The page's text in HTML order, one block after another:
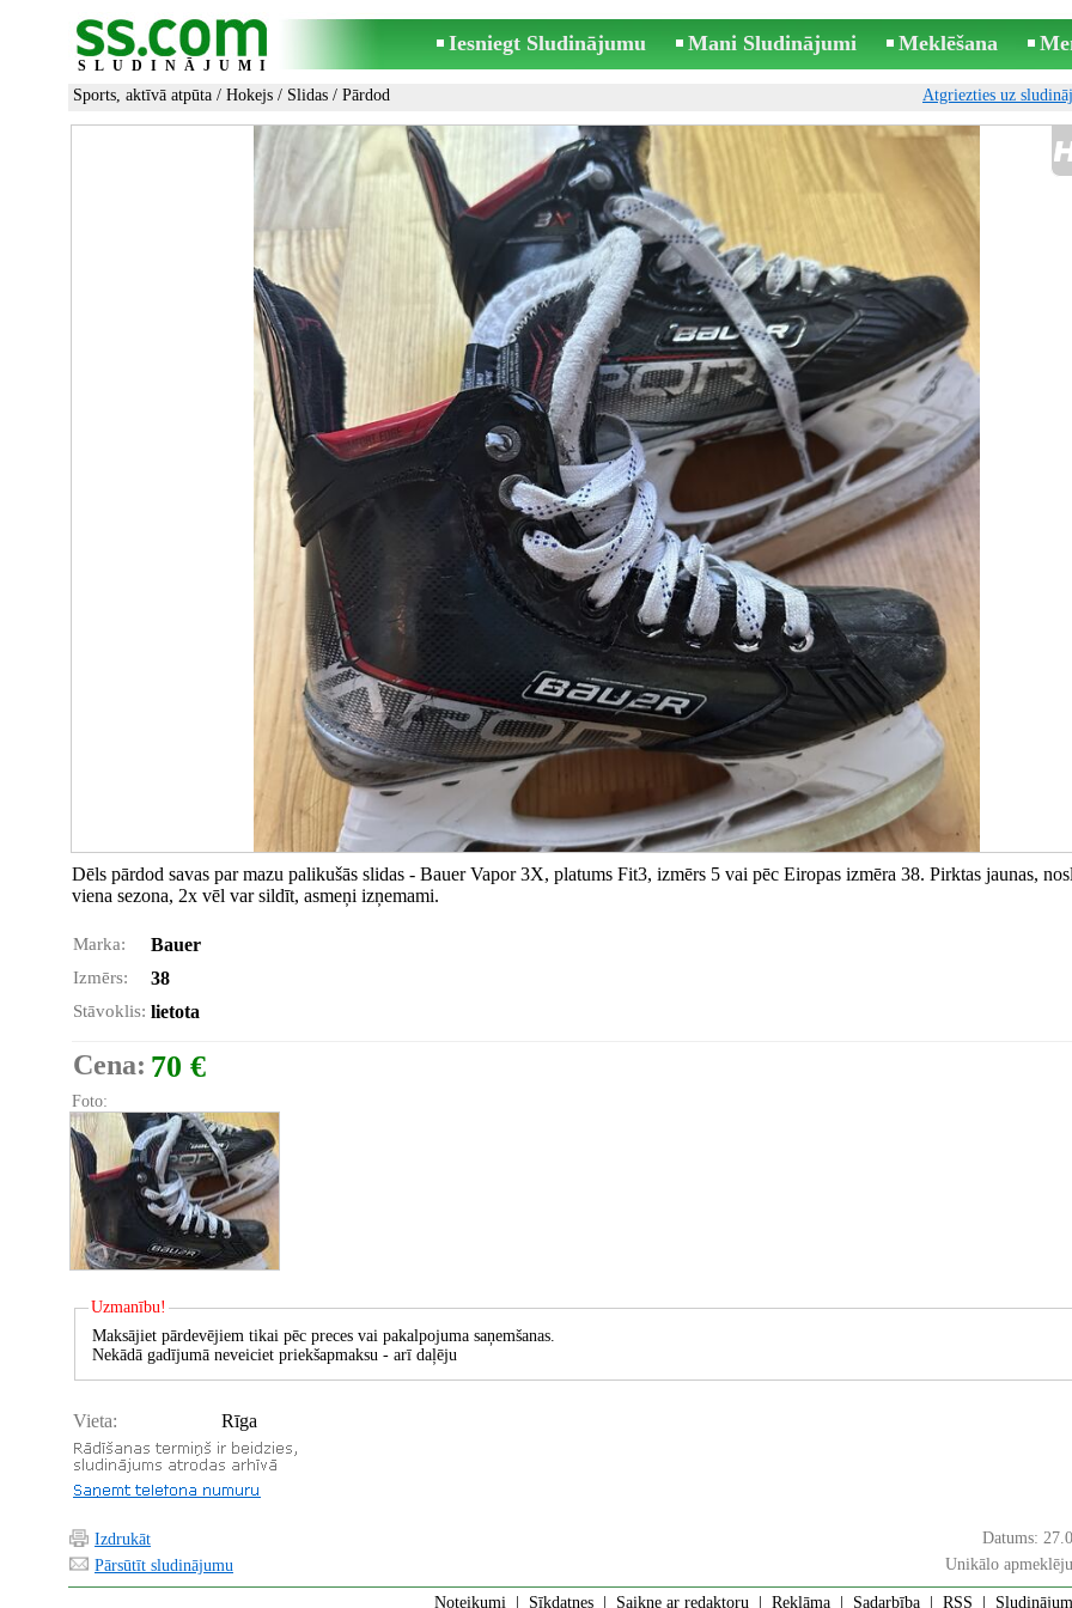
SLUDINĀJUMI
Iesniegt Sludinājumu Mani Sludinājumi Meklēšana
Sports, aktīvā atpūta / Hokejs / Slidas / Pārdod Atgriezties uz
Dēls pārdod savas par mazu palikušās slidas - Bauer Vapor 3X, platums Fit3, izmērs 5 vai pēc Eiropas izmēra 38. Pirktas jaunas,
viena sezona, 2x vēl var sildīt, asmeņi izņemami.
Marka: Bauer
Izmērs: 38
Stāvoklis: lietota
Cena: 70 €
Foto:
Uzmanību!
Maksājiet pārdevējiem tikai pēc preces vai pakalpojuma saņemšanas.
Nekādā gadījumā neveiciet priekšapmaksu - arī daļēju
Vieta: Rīga
Izdrukāt
Datums:
Pārsūtīt sludinājumu
Unikālo
Noteikumi Sīkdatnes Saikne ar redaktoru Reklāma Sadarbība RSS |